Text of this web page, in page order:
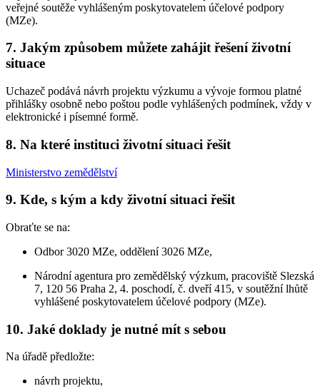
veřejné soutěže vyhlášeným poskytovatelem účelové podpory
(MZe).
7. Jakým způsobem můžete zahájit řešení životní
situace
Uchazeč podává návrh projektu výzkumu a vývoje formou platné
přihlášky osobně nebo poštou podle vyhlášených podmínek, vždy v
elektronické i písemné formě.
8. Na které instituci životní situaci řešit
Ministerstvo zemědělství
9. Kde, s kým a kdy životní situaci řešit
Obraťte se na:
Odbor 3020 MZe, oddělení 3026 MZe,
Národní agentura pro zemědělský výzkum, pracoviště Slezská
7, 120 56 Praha 2, 4. poschodí, č. dveří 415, v soutěžní lhůtě
vyhlášené poskytovatelem účelové podpory (MZe).
10. Jaké doklady je nutné mít s sebou
Na úřadě předložte:
návrh projektu,